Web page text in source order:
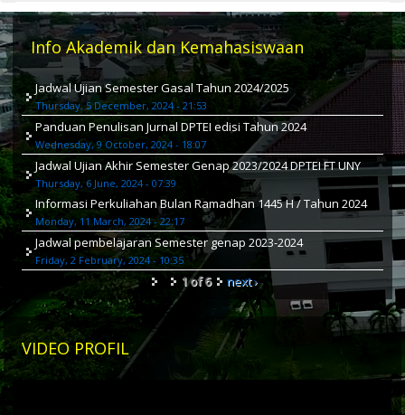
Info Akademik dan Kemahasiswaan
Jadwal Ujian Semester Gasal Tahun 2024/2025
Thursday, 5 December, 2024 - 21:53
Panduan Penulisan Jurnal DPTEI edisi Tahun 2024
Wednesday, 9 October, 2024 - 18:07
Jadwal Ujian Akhir Semester Genap 2023/2024 DPTEI FT UNY
Thursday, 6 June, 2024 - 07:39
Informasi Perkuliahan Bulan Ramadhan 1445 H / Tahun 2024
Monday, 11 March, 2024 - 22:17
Jadwal pembelajaran Semester genap 2023-2024
Friday, 2 February, 2024 - 10:35
1 of 6 next ›
VIDEO PROFIL